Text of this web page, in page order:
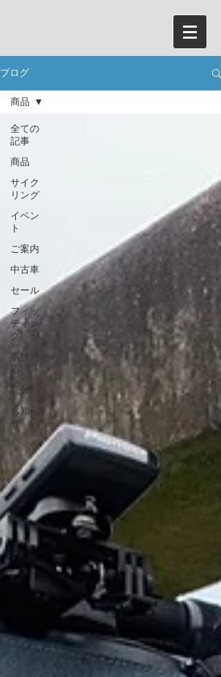
ブログ
全ての
記事
商品
サイク
リング
イベン
ト
ご案内
中古車
セール
フィッ
ティン
グ
事故対
応
商品
お知ら
せ
商品